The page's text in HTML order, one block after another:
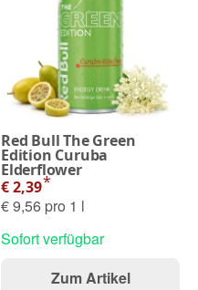
Red Bull The Green
Edition Curuba
Elderflower
€ 2,39*
€ 9,56 pro 1 l
Sofort verfügbar
Zum Artikel